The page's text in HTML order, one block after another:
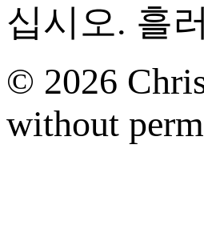
십시오. 흘
© 2026
without